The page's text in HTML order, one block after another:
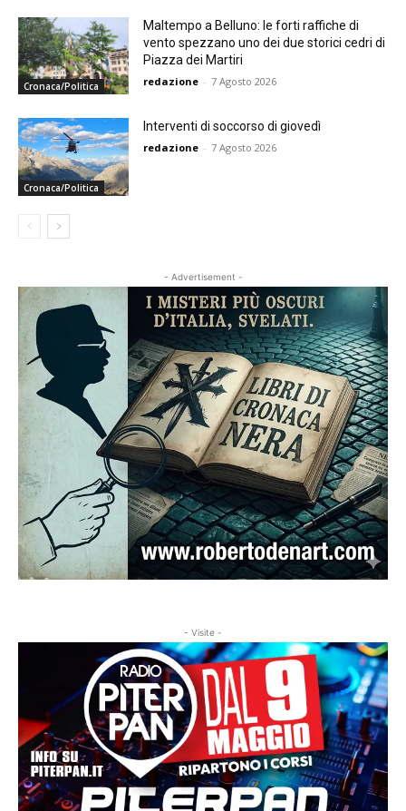
Cronaca/Politica
Maltempo a Belluno: le forti raffiche di
vento spezzano uno dei due storici cedri di
Piazza dei Martiri
redazione - 7 Agosto 2026
Cronaca/Politica
Interventi di soccorso di giovedì
redazione - 7 Agosto 2026
- Advertisement -
- Visite -